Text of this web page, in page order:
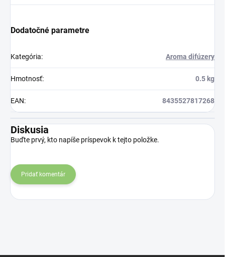
Dodatočné parametre
Kategória: Aroma difúzery
Hmotnosť: 0.5 kg
EAN: 8435527817268
Diskusia
Buďte prvý, kto napíše príspevok k tejto položke.
Pridať komentár